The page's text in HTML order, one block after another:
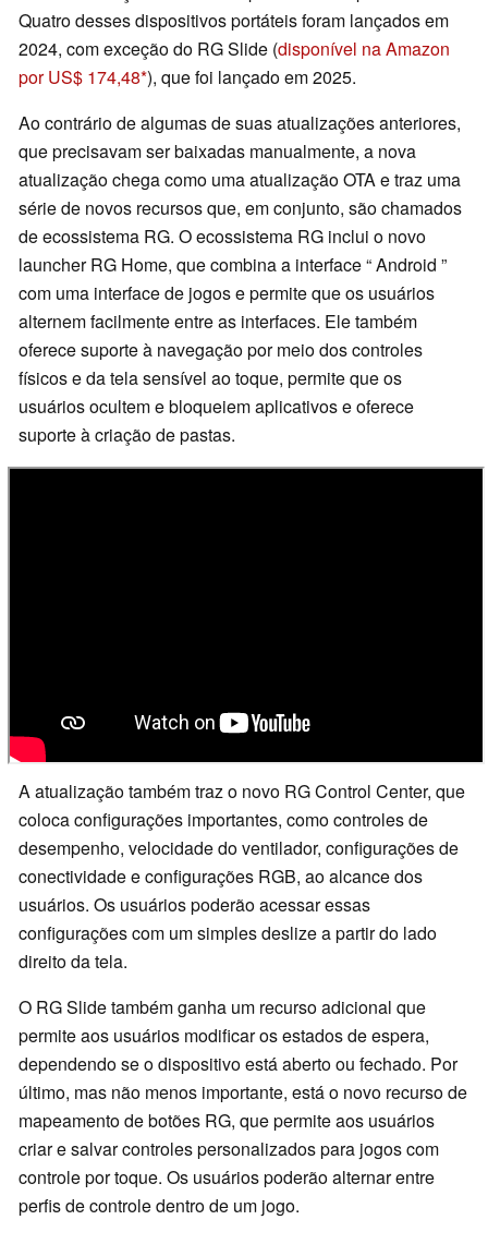
Quatro desses dispositivos portáteis foram lançados em
2024, com exceção do RG Slide (disponível na Amazon
por US$ 174,48 ), que foi lançado em 2025.
Ao contrário de algumas de suas atualizações anteriores,
que precisavam ser baixadas manualmente, a nova
atualização chega como uma atualização OTA e traz uma
série de novos recursos que, em conjunto, são chamados
de ecossistema RG. O ecossistema RG inclui o novo
launcher RG Home, que combina a interface “ Android ”
com uma interface de jogos e permite que os usuários
alternem facilmente entre as interfaces. Ele também
oferece suporte à navegação por meio dos controles
físicos e da tela sensível ao toque, permite que os
usuários ocultem e bloqueiem aplicativos e oferece
suporte à criação de pastas.
A atualização também traz o novo RG Control Center, que
coloca configurações importantes, como controles de
desempenho, velocidade do ventilador, configurações de
conectividade e configurações RGB, ao alcance dos
usuários. Os usuários poderão acessar essas
configurações com um simples deslize a partir do lado
direito da tela.
O RG Slide também ganha um recurso adicional que
permite aos usuários modificar os estados de espera,
dependendo se o dispositivo está aberto ou fechado. Por
último, mas não menos importante, está o novo recurso de
mapeamento de botões RG, que permite aos usuários
criar e salvar controles personalizados para jogos com
controle por toque. Os usuários poderão alternar entre
perfis de controle dentro de um jogo.